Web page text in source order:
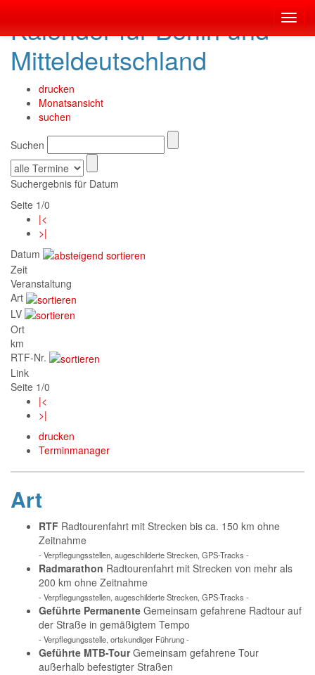
Kalender für Berlin und
Mitteldeutschland
drucken
Monatsansicht
suchen
Suchen
Suchergebnis für Datum
Seite 1/0
|<
>|
Datum
Zeit
Veranstaltung
Art
LV
Ort
km
RTF-Nr.
Link
Seite 1/0
|<
>|
drucken
Terminmanager
Art
RTF Radtourenfahrt mit Strecken bis ca. 150 km ohne
Zeitnahme
- Verpflegungsstellen, augeschilderte Strecken, GPS-Tracks -
Radmarathon Radtourenfahrt mit Strecken von mehr als
200 km ohne Zeitnahme
- Verpflegungsstellen, augeschilderte Strecken, GPS-Tracks -
Geführte Permanente Gemeinsam gefahrene Radtour auf
der Straße in gemäßigtem Tempo
- Verpflegungsstelle, ortskundiger Führung -
Geführte MTB-TourGemeinsam gefahrene Tour
außerhalb befestigter Straßen